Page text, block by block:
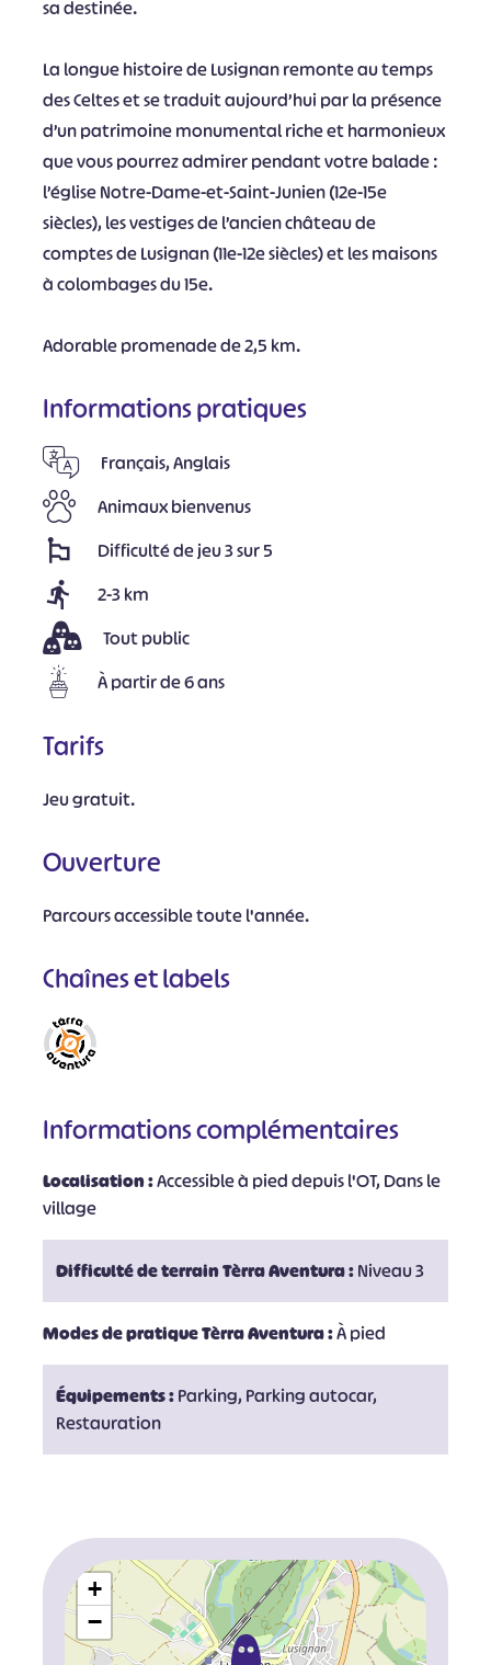
sa destinée.
La longue histoire de Lusignan remonte au temps
des Celtes et se traduit aujourd’hui par la présence
d’un patrimoine monumental riche et harmonieux
que vous pourrez admirer pendant votre balade :
l’église Notre-Dame-et-Saint-Junien (12e-15e
siècles), les vestiges de l’ancien château de
comptes de Lusignan (11e-12e siècles) et les maisons
à colombages du 15e.
Adorable promenade de 2,5 km.
Informations pratiques
Français, Anglais
Animaux bienvenus
Difficulté de jeu 3 sur 5
2-3 km
Tout public
À partir de 6 ans
Tarifs
Jeu gratuit.
Ouverture
Parcours accessible toute l'année.
Chaînes et labels
Informations complémentaires
Localisation :Accessible à pied depuis l'OT, Dans le
village
Difficulté de terrain Tèrra Aventura :Niveau 3
Modes de pratique Tèrra Aventura :À pied
Équipements :Parking, Parking autocar,
Restauration
+
−